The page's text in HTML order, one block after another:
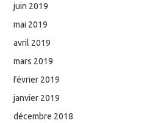
juin 2019
mai 2019
avril 2019
mars 2019
février 2019
janvier 2019
décembre 2018